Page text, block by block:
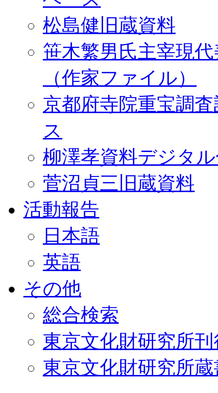
松島健旧蔵資料
笹木繁男氏主宰現
（作家ファイル）
京都府寺院重宝調
ス
柳澤孝資料デジタ
菅沼貞三旧蔵資料
活動報告
日本語
英語
その他
総合検索
東京文化財研究所
東京文化財研究所